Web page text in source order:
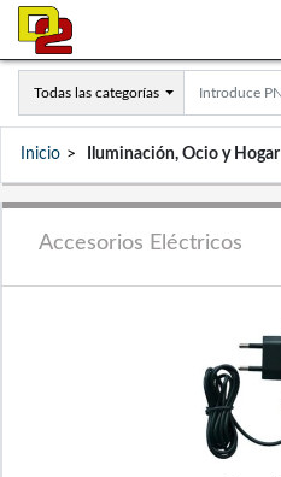
Todas las categorías
Inicio Iluminación, Ocio y Hogar
Accesorios Eléctricos